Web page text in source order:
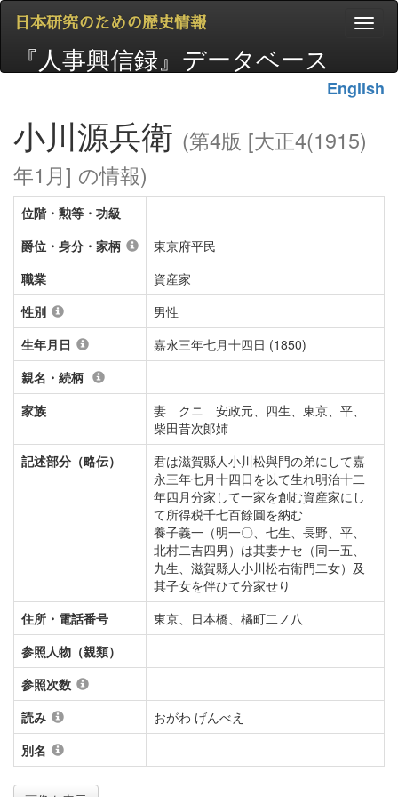
日本研究のための歴史情報
『人事興信録』データベース
English
小川源兵衛 (第4版 [大正4(1915)
年1月] の情報)
位階・勲等・功級
爵位・身分・家柄
東京府平民
職業
資産家
性別
男性
生年月日
嘉永三年七月十四日 (1850)
親名・続柄
家族
妻 クニ 安政元、四生、東京、平、
柴田昔次郞姉
記述部分（略伝）
君は滋賀縣人小川松與門の弟にして嘉
永三年七月十四日を以て生れ明治十二
年四月分家して一家を創む資産家にし
て所得税千七百餘圓を納む
養子義一（明一〇、七生、長野、平、
北村二吉四男）は其妻ナセ（同一五、
九生、滋賀縣人小川松右衛門二女）及
其子女を伴ひて分家せり
住所・電話番号
東京、日本橋、橘町二ノ八
参照人物（親類）
参照次数
読み
おがわ げんべえ
別名